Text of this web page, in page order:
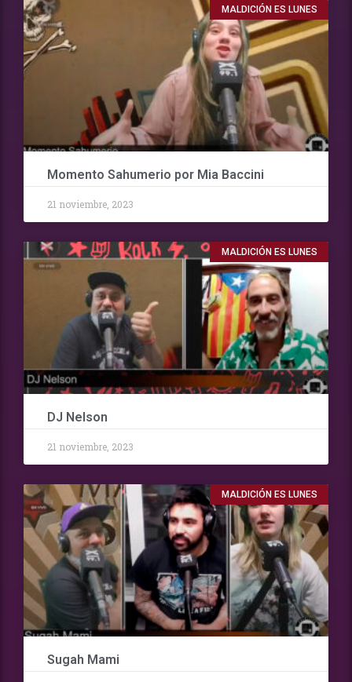
MALDICIÓN ES LUNES
Momento Sahumerio por Mia Baccini
21 noviembre, 2023
MALDICIÓN ES LUNES
DJ Nelson
21 noviembre, 2023
MALDICIÓN ES LUNES
Sugah Mami